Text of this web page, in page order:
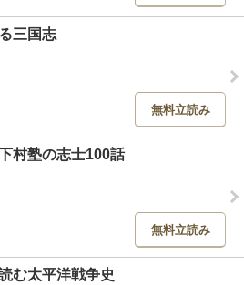
三国志
無料立読み
村塾の志士100話
無料立読み
む太平洋戦争史